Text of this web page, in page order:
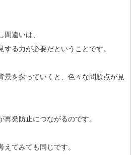
間違いは、
する力が必要だということです。
景を探っていくと、色々な問題点が見
発防止につながるのです。
てみても同じです。